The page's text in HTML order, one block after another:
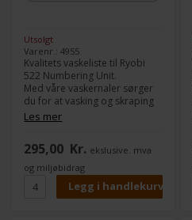
Utsolgt
Varenr.: 4955
Kvalitets vaskeliste til Ryobi
522 Numbering Unit.
Med våre vaskernaler sørger
du for at vasking og skraping
av farge fungerer 100 % jevnt.
Type:Metal
Lengde:522 mm
Bredde:42 mm
Tykkelse:0,5 mm
Antall hull:11
Les mer
295,00 Kr. ekslusive. mva
og miljøbidrag